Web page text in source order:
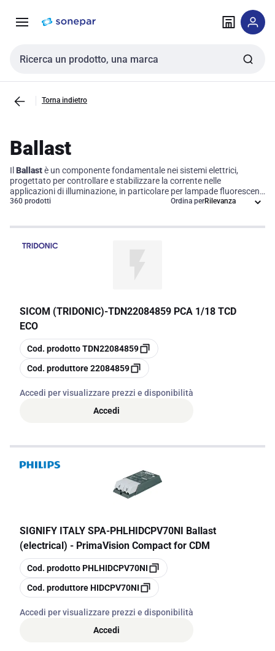
navigazione alla
Cerca input
Torna indietro
Ballast
Il Ballastè un componente fondamentale nei sistemi elettrici,
progettato per controllare e stabilizzare la corrente nelle
applicazioni di illuminazione, in particolare per lampade fluorescenti
e LED. Questo dispositivo è cruciale per garantire un
performance energetiche del tuo impianto di illuminazione.
360 prodotti Ordina per
SICOM (TRIDONIC)-TDN22084859 PCA 1/18 TCD
ECO
copia
Cod. prodottoTDN22084859
copia
Cod. produttore22084859
Accedi per visualizzare prezzi e disponibilità
Accedi
SIGNIFY ITALY SPA-PHLHIDCPV70NI Ballast
(electrical) - PrimaVision Compact for CDM
copia
Cod. prodottoPHLHIDCPV70NI
copia
Cod. produttoreHIDCPV70NI
Accedi per visualizzare prezzi e disponibilità
Accedi